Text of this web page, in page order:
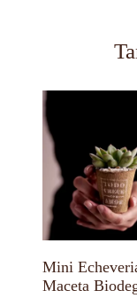
Mini
Maceta
Este
tiene
múltiples
variantes.
Las
opciones
se
pueden
elegir
la
página